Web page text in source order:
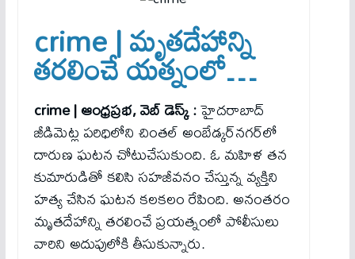
crime | మృతదేహాన్ని
తరలించే యత్నంలో…
crime |ఆంధ్రప్రభ, వెబ్ డెస్క్ :హైదరాబాద్‌
జీడిమెట్ల పరిధిలోని చింతల్‌ అంబేడ్కర్‌నగర్‌లో
దారుణ ఘటన చోటుచేసుకుంది. ఓ మహిళ తన
కుమారుడితో కలిసి సహజీవనం చేస్తున్న వ్యక్తిని
హత్య చేసిన ఘటన కలకలం రేపింది. అనంతరం
మృతదేహాన్ని తరలించే ప్రయత్నంలో పోలీసులు
వారిని అదుపులోకి తీసుకున్నారు.